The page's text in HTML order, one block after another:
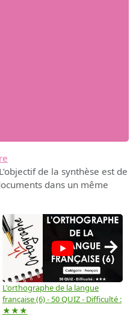
de la synthèse est de
dans un même
L'orthographe de la langue
française (6) - 50 QUIZ - Difficulté :
★★★
→